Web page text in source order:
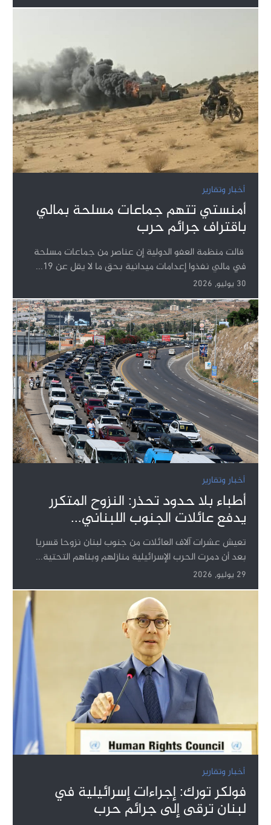
أخبار وتقارير
أمنستي تتهم جماعات مسلحة بمالي
باقتراف جرائم حرب
قالت منظمة العفو الدولية إن عناصر من جماعات مسلحة
في مالي نفذوا إعدامات ميدانية بحق ما لا يقل عن 19...
30 يوليو, 2026
أخبار وتقارير
أطباء بلا حدود تحذر: النزوح المتكرر
يدفع عائلات الجنوب اللبناني...
تعيش عشرات آلاف العائلات من جنوب لبنان نزوحا قسريا
بعد أن دمرت الحرب الإسرائيلية منازلهم وبناهم التحتية...
29 يوليو, 2026
أخبار وتقارير
فولكر تورك: إجراءات إسرائيلية في
لبنان ترقى إلى جرائم حرب